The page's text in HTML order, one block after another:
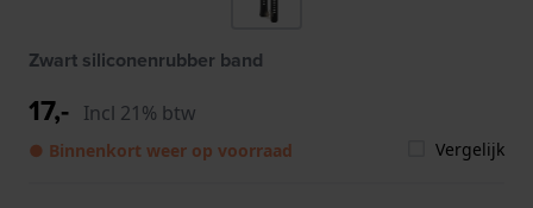
Zwart siliconenrubber band
17,- Incl 21% btw
● Binnenkort weer op voorraad Vergelijk